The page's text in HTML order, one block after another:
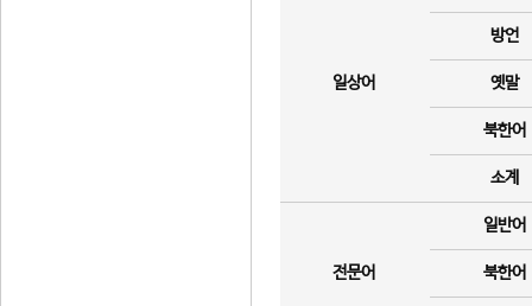
일상어
방언
옛말
북한어
소계
전문어
일반어
북한어